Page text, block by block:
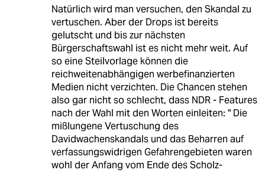
Natürlich wird man versuchen, den Skandal zu
vertuschen. Aber der Drops ist bereits
gelutscht und bis zur nächsten
Bürgerschaftswahl ist es nicht mehr weit. Auf
so eine Steilvorlage können die
reichweitenabhängigen werbefinanzierten
Medien nicht verzichten. Die Chancen stehen
also gar nicht so schlecht, dass NDR - Features
nach der Wahl mit den Worten einleiten: " Die
mißlungene Vertuschung des
Davidwachenskandals und das Beharren auf
verfassungswidrigen Gefahrengebieten waren
wohl der Anfang vom Ende des Scholz-